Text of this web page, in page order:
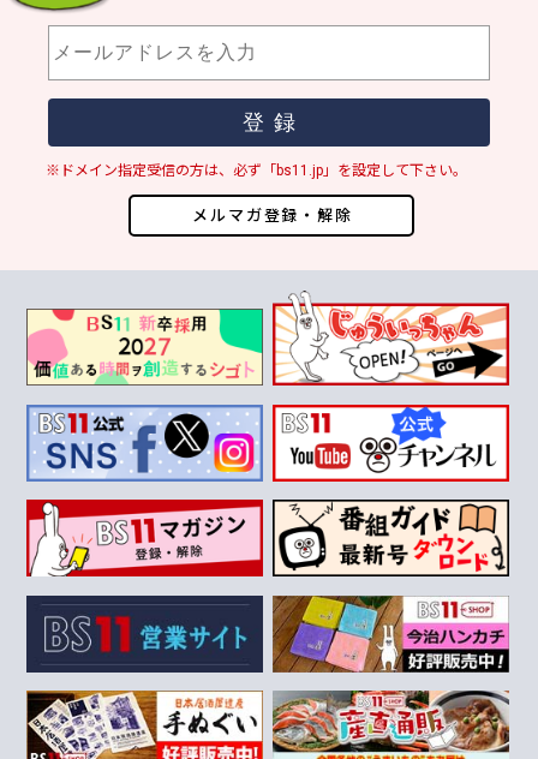
メルマガ登録・解除
※ドメイン指定受信の方は、必ず「bs11.jp」を設定して下さい。